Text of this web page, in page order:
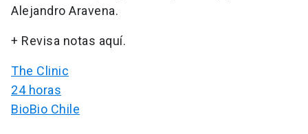
Alejandro Aravena.
+ Revisa notas aquí.
The Clinic
24 horas
BioBio Chile